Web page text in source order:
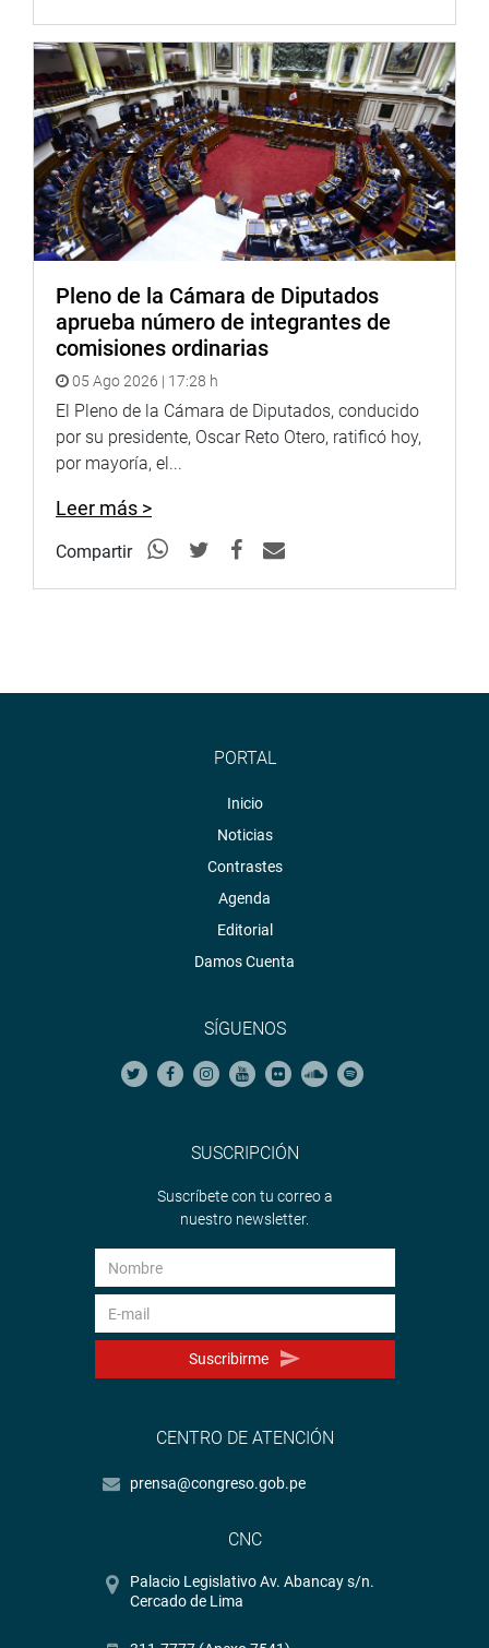
Pleno de la Cámara de Diputados
aprueba número de integrantes de
comisiones ordinarias
05 Ago 2026 | 17:28 h
El Pleno de la Cámara de Diputados, conducido
por su presidente, Oscar Reto Otero, ratificó hoy,
por mayoría, el...
Leer más >
Compartir
PORTAL
Inicio
Noticias
Contrastes
Agenda
Editorial
Damos Cuenta
SÍGUENOS
SUSCRIPCIÓN
Suscríbete con tu correo a
nuestro newsletter.
Suscribirme
CENTRO DE ATENCIÓN
prensa@congreso.gob.pe
CNC
Palacio Legislativo Av. Abancay s/n.
Cercado de Lima